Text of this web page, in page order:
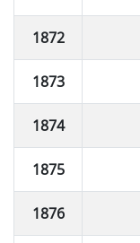
1872
1873
1874
1875
1876